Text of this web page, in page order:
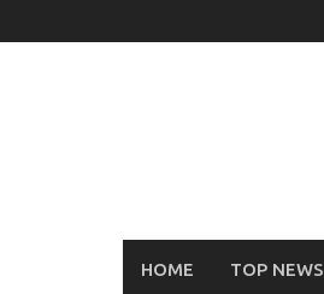
to
HOME TOP NEWS